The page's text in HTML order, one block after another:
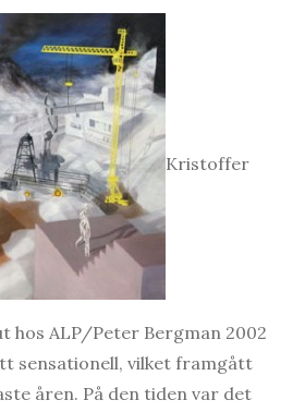
Kristoffer
hos ALP/Peter Bergman 2002
sensationell, vilket framgått
åren. På den tiden var det